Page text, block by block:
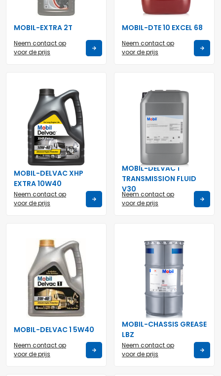
MOBIL-EXTRA 2T
Neem contact op
voor de prijs
MOBIL-DTE 10 EXCEL 68
Neem contact op
voor de prijs
MOBIL-DELVAC XHP
EXTRA 10W40
Neem contact op
voor de prijs
MOBIL-DELVAC 1
TRANSMISSION FLUID
V30
Neem contact op
voor de prijs
MOBIL-DELVAC 1 5W40
Neem contact op
voor de prijs
MOBIL-CHASSIS GREASE
LBZ
Neem contact op
voor de prijs